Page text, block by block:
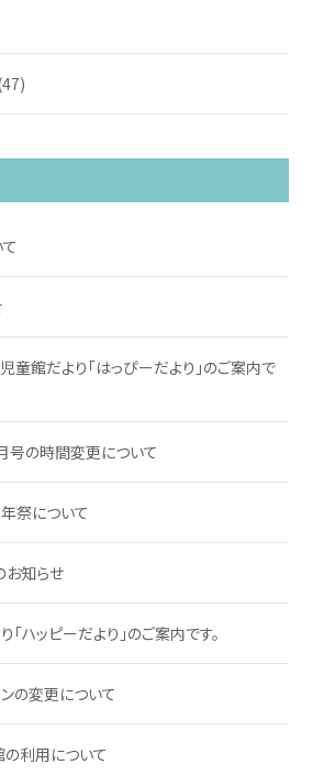
お問い合わせ
童館だより「はっぴーだより」のご案内で
号の時間変更について
年祭について
知らせ
ハッピーだより」のご案内です。
の変更について
利用について